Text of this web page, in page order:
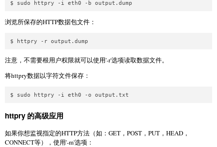
浏览所保存的HTTP数据包文件：
注意，不需要根用户权限就可以使用'-r'选项读取数据文件。
将httpry数据以字符文件保存：
httpry 的高级应用
如果你想监视指定的HTTP方法（如：GET，POST，PUT，HEAD，
CONNECT等），使用'-m'选项：